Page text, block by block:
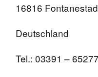
16816
Deutschland
Tel.: 03391 –